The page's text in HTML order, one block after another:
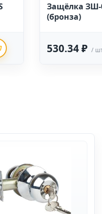
Защёлка ЗШ-
(бронза)
530.34 ₽ /